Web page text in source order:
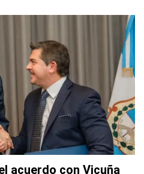
acuerdo con Vicuña